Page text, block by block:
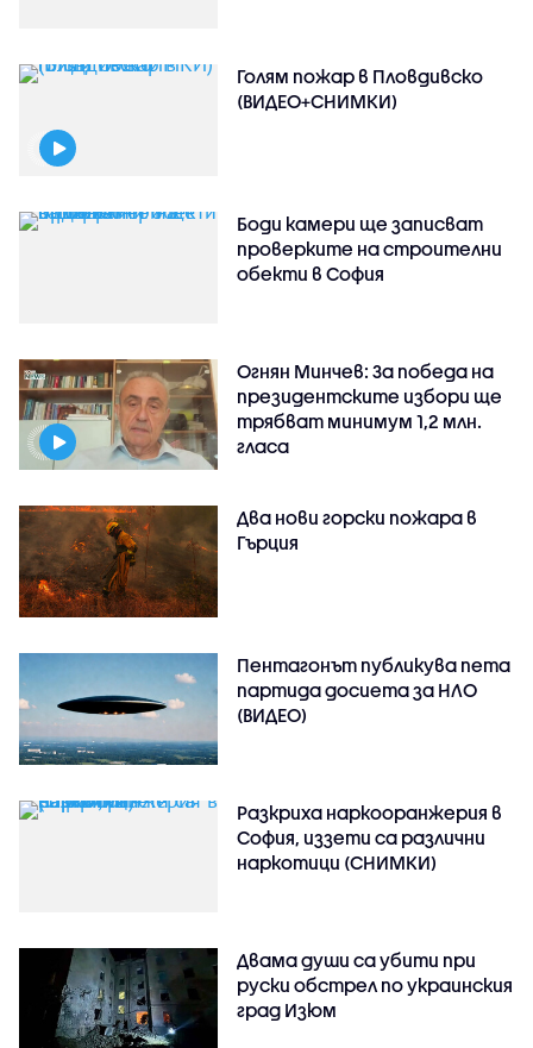
Голям пожар в Пловдивско
(ВИДЕО+СНИМКИ)
Боди камери ще записват
проверките на строителни
обекти в София
Огнян Минчев: За победа на
президентските избори ще
трябват минимум 1,2 млн.
гласа
Два нови горски пожара в
Гърция
Пентагонът публикува пета
партида досиета за НЛО
(ВИДЕО)
Разкриха наркооранжерия в
София, иззети са различни
наркотици (СНИМКИ)
Двама души са убити при
руски обстрeл по украинския
град Изюм